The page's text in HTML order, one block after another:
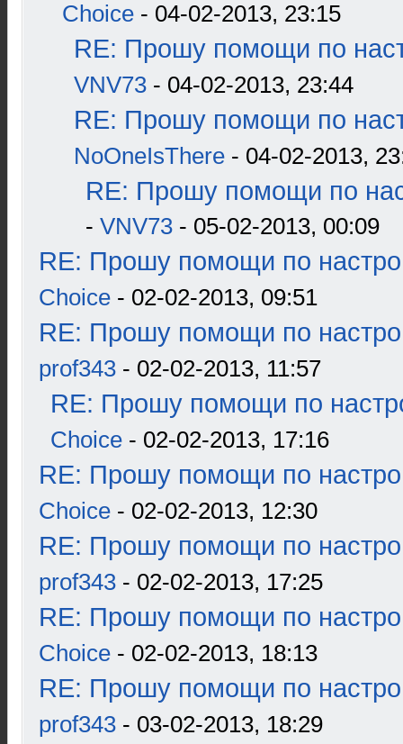
Choice - 04-02-2013, 23:15
RE: Прошу помощи по
VNV73 - 04-02-2013, 23:44
RE: Прошу помощи по
NoOneIsThere - 04-02-2013,
RE: Прошу помощи по
- VNV73 - 05-02-2013, 00:09
RE: Прошу помощи по
Choice - 02-02-2013, 09:51
RE: Прошу помощи по
prof343 - 02-02-2013, 11:57
RE: Прошу помощи по
Choice - 02-02-2013, 17:16
RE: Прошу помощи по
Choice - 02-02-2013, 12:30
RE: Прошу помощи по
prof343 - 02-02-2013, 17:25
RE: Прошу помощи по
Choice - 02-02-2013, 18:13
RE: Прошу помощи по
prof343 - 03-02-2013, 18:29